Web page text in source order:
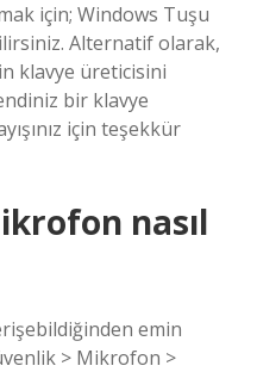
için; Windows Tuşu
Alternatif olarak,
klavye üreticisini
bir klavye
için teşekkür
nasıl
emin
> Mikrofon >